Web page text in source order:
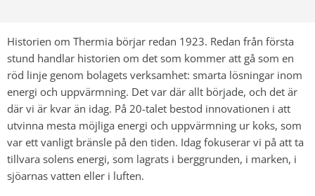
Historien om Thermia börjar redan 1923. Redan från första
stund handlar historien om det som kommer att gå som en
röd linje genom bolagets verksamhet: smarta lösningar inom
energi och uppvärmning. Det var där allt började, och det är
där vi är kvar än idag. På 20-talet bestod innovationen i att
utvinna mesta möjliga energi och uppvärmning ur koks, som
var ett vanligt bränsle på den tiden. Idag fokuserar vi på att ta
tillvara solens energi, som lagrats i berggrunden, i marken, i
sjöarnas vatten eller i luften.